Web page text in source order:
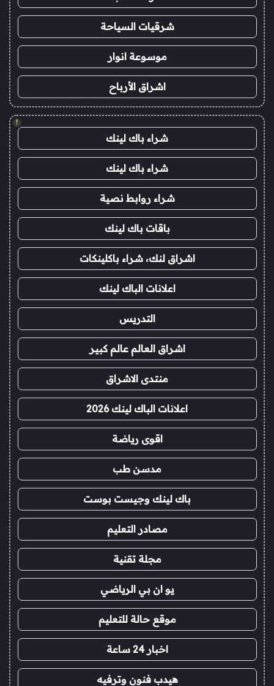
شرقيات السياحة
موسوعة انوار
اشراق الأرباح
!
شراء باك لينك
شراء باك لينك
شراء روابط نصية
باقات باك لينك
اشراق لنك، شراء باكلينكات
اعلانات الباك لينك
التدريس
اشراق العالم عالم كبير
منتدى الاشراق
اعلانات الباك لينك 2026
اقوى رياضة
مدسن طب
باك لينك وجيست بوست
مصادر التعليم
مجلة تقنية
يو ان بي الرياضي
موقع حالة للتعليم
اخبار 24 ساعة
هيدب فنون وترفيه